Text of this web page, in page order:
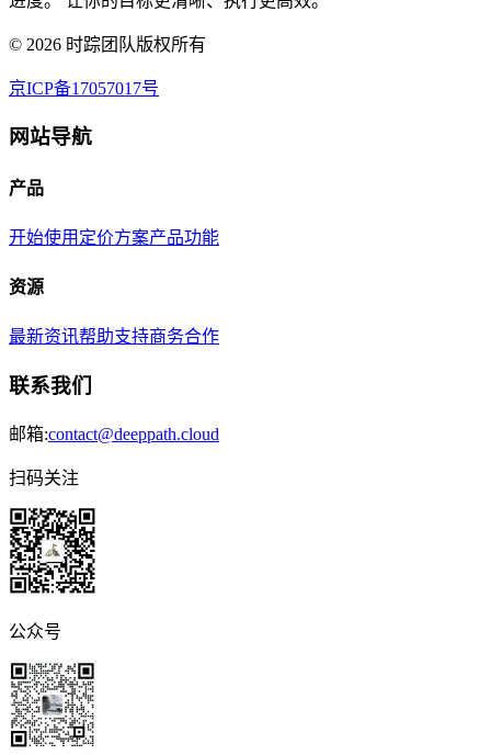
© 2026 时踪团队版权所有
京ICP备17057017号
网站导航
产品
开始使用 定价方案产品功能
资源
最新资讯帮助支持商务合作
联系我们
邮箱:contact@deeppath.cloud
扫码关注
公众号